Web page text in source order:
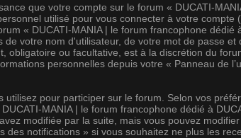
que votre compte sur le forum « DUCATI-
utilisé pour vous connecter à votre compte
« DUCATI-MANIA | le forum francophone dédié
votre nom d'utilisateur, de votre mot de passe
ou facultative, est à la discrétion du
personnelles depuis votre « Panneau de
pour participer sur le forum. Selon vos
MANIA | le forum francophone dédié à
modifiée par la suite, mais vous pouvez
notifications » si vous souhaitez ne plus les